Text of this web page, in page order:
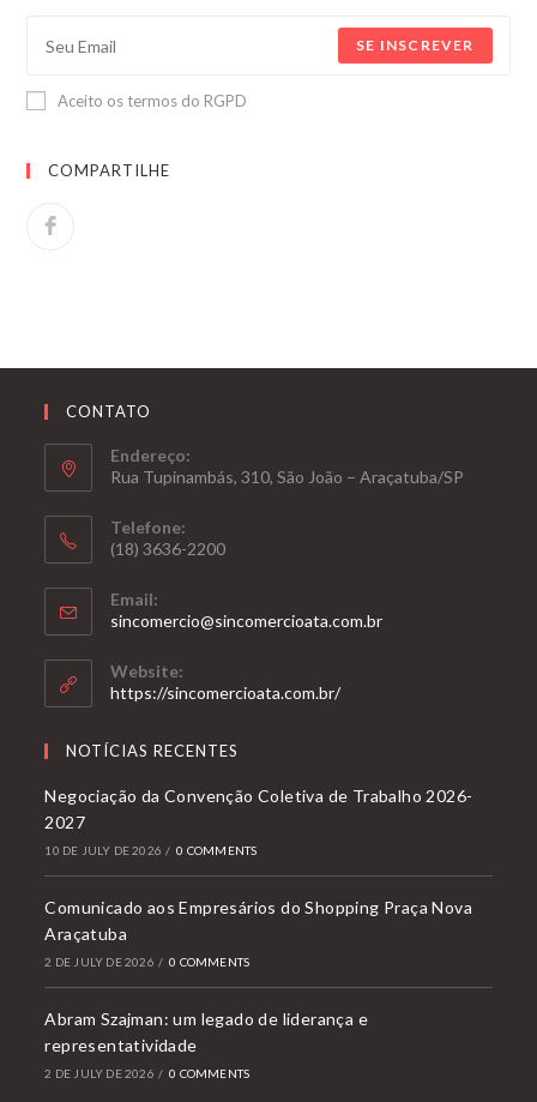
SE INSCREVER
Aceito os termos do RGPD
COMPARTILHE
CONTATO
Endereço:
Rua Tupinambás, 310, São João – Araçatuba/SP
Telefone:
(18) 3636-2200
Email:
sincomercio@sincomercioata.com.brOpens
Website:
https://sincomercioata.com.br/
NOTÍCIAS RECENTES
Negociação da Convenção Coletiva de Trabalho 2026-
2027
10 DE JULY DE 2026 / 0 COMMENTS
Comunicado aos Empresários do Shopping Praça Nova
Araçatuba
2 DE JULY DE 2026 / 0 COMMENTS
Abram Szajman: um legado de liderança e
representatividade
2 DE JULY DE 2026 / 0 COMMENTS